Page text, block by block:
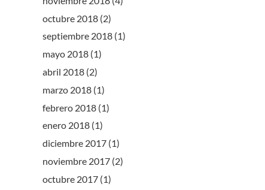
octubre 2018 (2)
septiembre 2018 (1)
mayo 2018 (1)
abril 2018 (2)
marzo 2018 (1)
febrero 2018 (1)
enero 2018 (1)
diciembre 2017 (1)
noviembre 2017 (2)
octubre 2017 (1)